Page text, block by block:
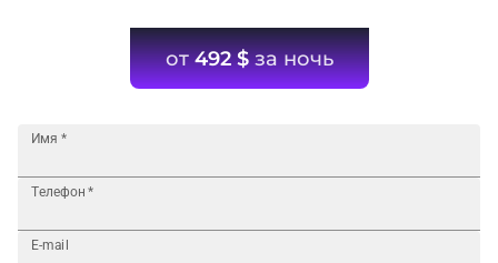
от492 $за ночь
Имя *
Телефон *
E-mail